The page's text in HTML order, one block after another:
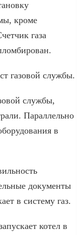
кроме
газа
газовой службы.
службы,
Параллельно
в
документы
в систему газ.
котел в